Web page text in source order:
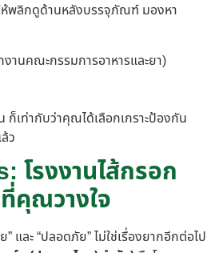
พลิกดูด้านหลังบรรจุภัณฑ์ มองหา
งานคณะกรรมการอาหารและยา)
เท่ากับว่าคุณได้เลือกเกราะป้องกัน
ว
โรงงานไส้กรอก
คุณวางใจ
และ “ปลอดภัย” ไม่ใช่เรื่องยากอีกต่อไป